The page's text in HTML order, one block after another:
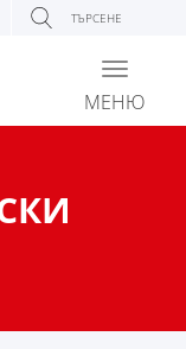
ТЪРСЕНЕ
Toggle
МЕНЮ